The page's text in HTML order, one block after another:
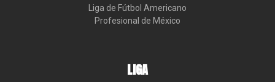
Liga de Fútbol Americano
Profesional de México
LIGA